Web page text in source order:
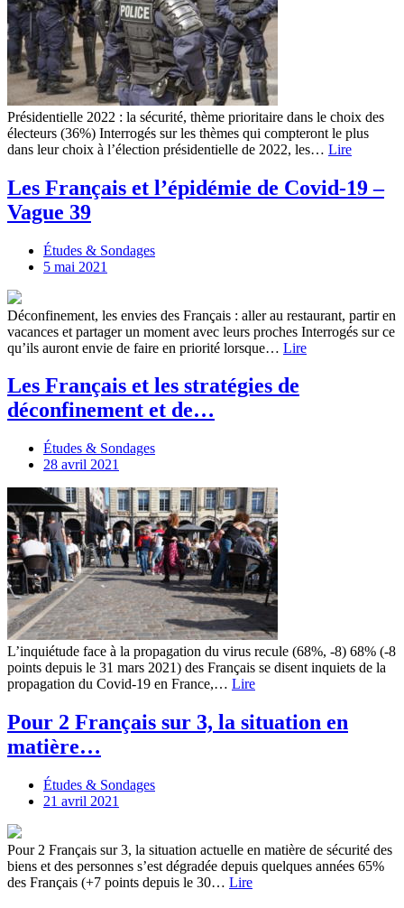
Présidentielle 2022 : la sécurité, thème prioritaire dans le choix des
électeurs (36%) Interrogés sur les thèmes qui compteront le plus
dans leur choix à l’élection présidentielle de 2022, les… Lire
Les Français et l’épidémie de Covid-19 –
Vague 39
Études & Sondages
5 mai 2021
Déconfinement, les envies des Français : aller au restaurant, partir en
vacances et partager un moment avec leurs proches Interrogés sur ce
qu’ils auront envie de faire en priorité lorsque… Lire
Les Français et les stratégies de
déconfinement et de…
Études & Sondages
28 avril 2021
L’inquiétude face à la propagation du virus recule (68%, -8) 68% (-8
points depuis le 31 mars 2021) des Français se disent inquiets de la
propagation du Covid-19 en France,… Lire
Pour 2 Français sur 3, la situation en
matière…
Études & Sondages
21 avril 2021
Pour 2 Français sur 3, la situation actuelle en matière de sécurité des
biens et des personnes s’est dégradée depuis quelques années 65%
des Français (+7 points depuis le 30… Lire